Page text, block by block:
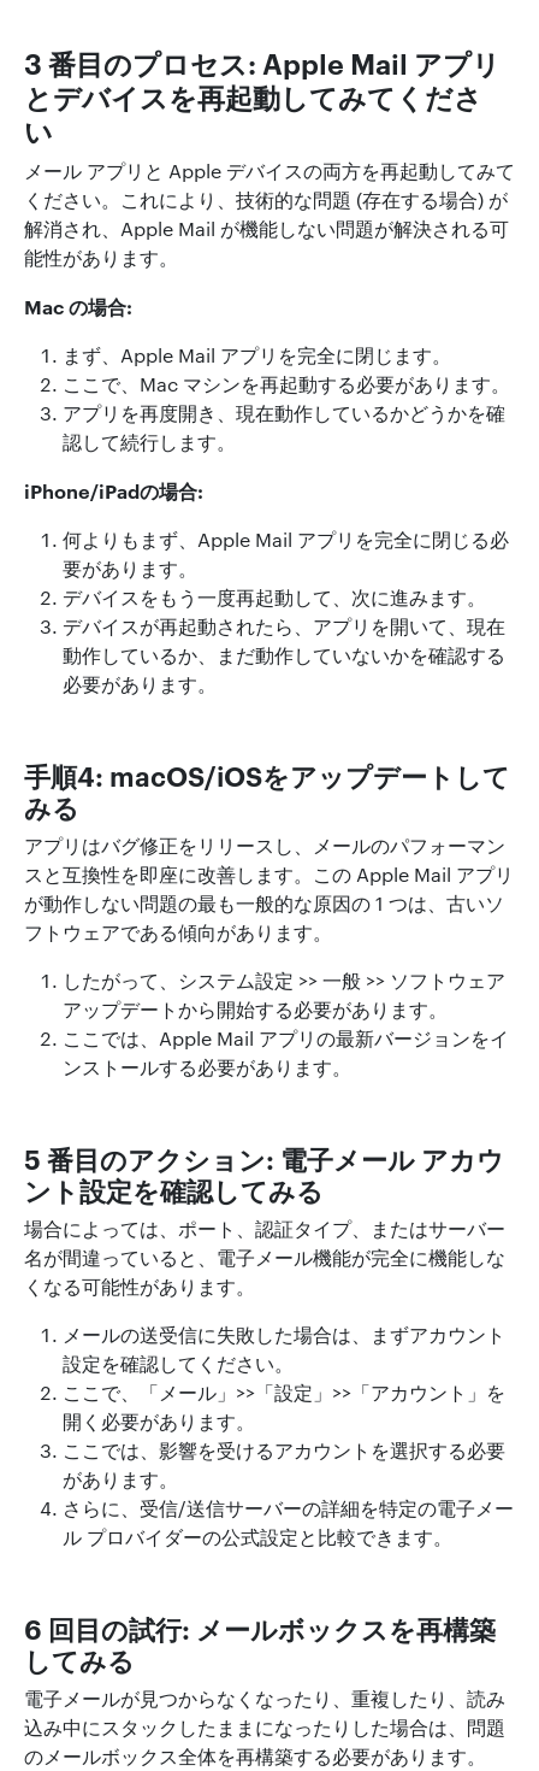
3 番目のプロセス: Apple Mail アプリ
とデバイスを再起動してみてくださ
い
メール アプリと Apple デバイスの両方を再起動してみて
ください。これにより、技術的な問題 (存在する場合) が
解消され、Apple Mail が機能しない問題が解決される可
能性があります。
Mac の場合:
まず、Apple Mail アプリを完全に閉じます。
ここで、Mac マシンを再起動する必要があります。
アプリを再度開き、現在動作しているかどうかを確
認して続行します。
iPhone/iPadの場合:
何よりもまず、Apple Mail アプリを完全に閉じる必
要があります。
デバイスをもう一度再起動して、次に進みます。
デバイスが再起動されたら、アプリを開いて、現在
動作しているか、まだ動作していないかを確認する
必要があります。
手順4: macOS/iOSをアップデートして
みる
アプリはバグ修正をリリースし、メールのパフォーマン
スと互換性を即座に改善します。この Apple Mail アプリ
が動作しない問題の最も一般的な原因の 1 つは、古いソ
フトウェアである傾向があります。
したがって、システム設定 >> 一般 >> ソフトウェア
アップデートから開始する必要があります。
ここでは、Apple Mail アプリの最新バージョンをイ
ンストールする必要があります。
5 番目のアクション: 電子メール アカウ
ント設定を確認してみる
場合によっては、ポート、認証タイプ、またはサーバー
名が間違っていると、電子メール機能が完全に機能しな
くなる可能性があります。
メールの送受信に失敗した場合は、まずアカウント
設定を確認してください。
ここで、「メール」>>「設定」>>「アカウント」を
開く必要があります。
ここでは、影響を受けるアカウントを選択する必要
があります。
さらに、受信/送信サーバーの詳細を特定の電子メー
ル プロバイダーの公式設定と比較できます。
6 回目の試行: メールボックスを再構築
してみる
電子メールが見つからなくなったり、重複したり、読み
込み中にスタックしたままになったりした場合は、問題
のメールボックス全体を再構築する必要があります。